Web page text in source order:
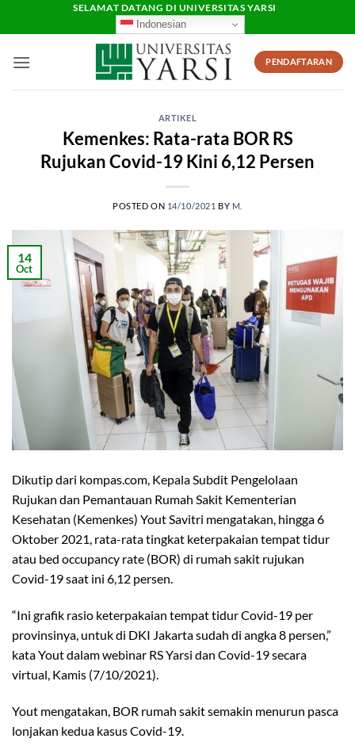
SELAMAT DATANG DI UNIVERSITAS YARSI
Indonesian
PENDAFTARAN
ARTIKEL
Kemenkes: Rata-rata BOR RS
Rujukan Covid-19 Kini 6,12 Persen
POSTED ON 14/10/2021 BY M.
14
Oct
Dikutip dari kompas.com, Kepala Subdit Pengelolaan
Rujukan dan Pemantauan Rumah Sakit Kementerian
Kesehatan (Kemenkes) Yout Savitri mengatakan, hingga 6
Oktober 2021, rata-rata tingkat keterpakaian tempat tidur
atau bed occupancy rate (BOR) di rumah sakit rujukan
Covid-19 saat ini 6,12 persen.
“Ini grafik rasio keterpakaian tempat tidur Covid-19 per
provinsinya, untuk di DKI Jakarta sudah di angka 8 persen,”
kata Yout dalam webinar RS Yarsi dan Covid-19 secara
virtual, Kamis (7/10/2021).
Yout mengatakan, BOR rumah sakit semakin menurun pasca
lonjakan kedua kasus Covid-19.